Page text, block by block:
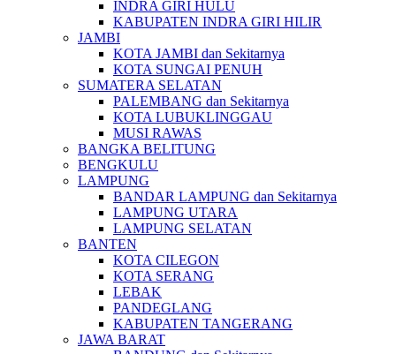
INDRA GIRI HULU
KABUPATEN INDRA GIRI HILIR
JAMBI
KOTA JAMBI dan Sekitarnya
KOTA SUNGAI PENUH
SUMATERA SELATAN
PALEMBANG dan Sekitarnya
KOTA LUBUKLINGGAU
MUSI RAWAS
BANGKA BELITUNG
BENGKULU
LAMPUNG
BANDAR LAMPUNG dan Sekitarnya
LAMPUNG UTARA
LAMPUNG SELATAN
BANTEN
KOTA CILEGON
KOTA SERANG
LEBAK
PANDEGLANG
KABUPATEN TANGERANG
JAWA BARAT